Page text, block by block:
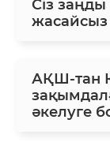
Сіз
жасайсыз
АҚШ-тан
әкелуге